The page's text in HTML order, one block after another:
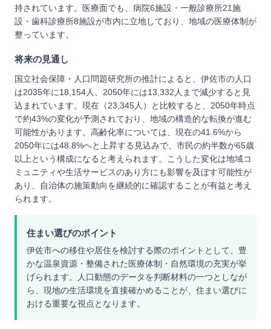
持されています。医療面でも、病院6施設・一般診療所21施
設・歯科診療所8施設が市内に立地しており、地域の医療体制が
整っています。
将来の見通し
国立社会保障・人口問題研究所の推計によると、伊佐市の人口
は2035年に18,154人、2050年には13,332人まで減少すると見
込まれています。現在（23,345人）と比較すると、2050年時点
で約43%の変化が予測されており、地域の構造的な転換が進む
可能性があります。高齢化率については、現在の41.6%から
2050年には48.8%へと上昇する見込みで、市民の約半数が65歳
以上という構成になると考えられます。こうした変化は地域コ
ミュニティや生活サービスのあり方にも影響を及ぼす可能性が
あり、自治体の施策動向を継続的に確認することが有益と考え
られます。
住まい選びのポイント
伊佐市への移住や居住を検討する際のポイントとして、豊
かな温泉資源・整備された医療体制・自然環境の充実が挙
げられます。人口動態のデータを判断材料の一つとしなが
ら、現地の生活環境を直接確かめることが、住まい選びに
おける重要な視点となります。